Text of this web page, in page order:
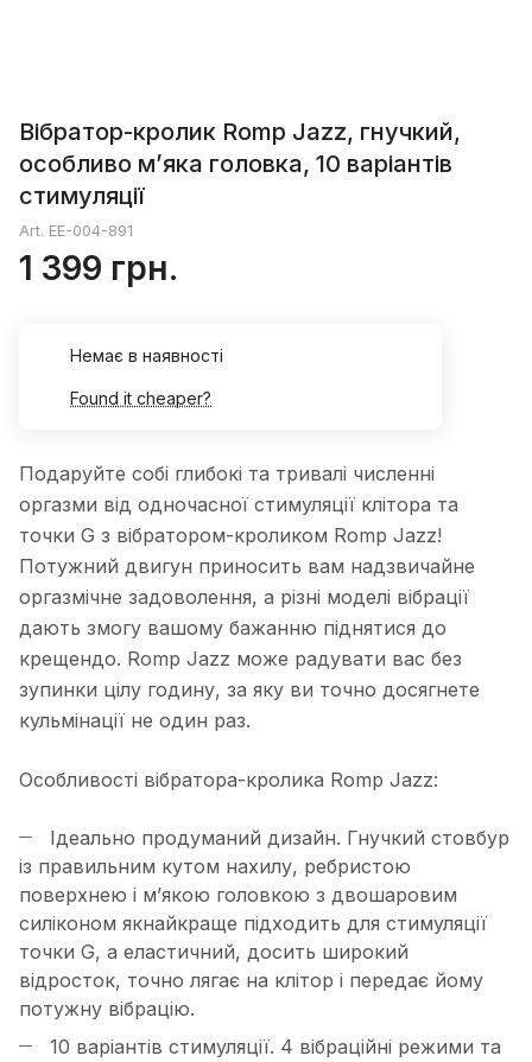
Вібратор-кролик Romp Jazz, гнучкий,
особливо м’яка головка, 10 варіантів
стимуляції
Art. EE-004-891
1 399 грн.
Немає в наявності
Found it cheaper?
Подаруйте собі глибокі та тривалі численні
оргазми від одночасної стимуляції клітора та
точки G з вібратором-кроликом Romp Jazz!
Потужний двигун приносить вам надзвичайне
оргазмічне задоволення, а різні моделі вібрації
дають змогу вашому бажанню піднятися до
крещендо. Romp Jazz може радувати вас без
зупинки цілу годину, за яку ви точно досягнете
кульмінації не один раз.
Особливості вібратора-кролика Romp Jazz:
Ідеально продуманий дизайн. Гнучкий стовбур
із правильним кутом нахилу, ребристою
поверхнею і м’якою головкою з двошаровим
силіконом якнайкраще підходить для стимуляції
точки G, а еластичний, досить широкий
відросток, точно лягає на клітор і передає йому
потужну вібрацію.
10 варіантів стимуляції. 4 вібраційні режими та